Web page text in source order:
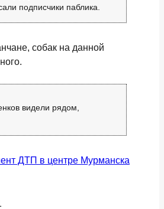
подписчики паблика.
собак на данной
видели рядом,
ДТП в центре Мурманска